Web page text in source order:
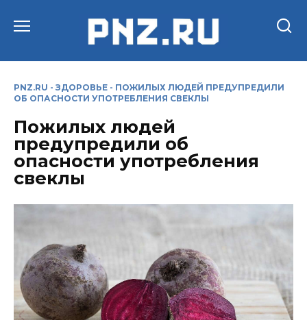
PNZ.RU - ЗДОРОВЬЕ - ПОЖИЛЫХ ЛЮДЕЙ ПРЕДУПРЕДИЛИ
ОБ ОПАСНОСТИ УПОТРЕБЛЕНИЯ СВЕКЛЫ
Пожилых людей
предупредили об
опасности употребления
свеклы